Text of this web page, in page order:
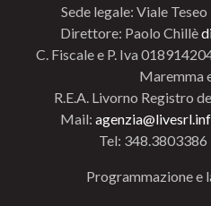
Sede legale: Viale
Direttore: Paolo Chillè
C. Fiscale e P. Iva
Maremma
R.E.A. Livorno Registro
Mail:
Tel:
Programmazione e